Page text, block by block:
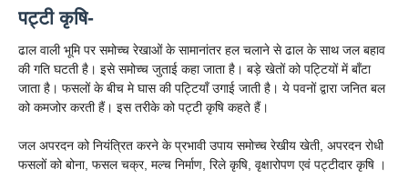
पट्टी कृषि-
ढाल वाली भूमि पर समोच्च रेखाओं के सामानांतर हल चलाने से ढाल के साथ जल बहाव
की गति घटती है। इसे समोच्च जुताई कहा जाता है। बड़े खेतों को पट्टियों में बाँटा
जाता है। फसलों के बीच मे घास की पट्टियाँ उगाई जाती है। ये पवनों द्वारा जनित बल
को कमजोर करती हैं। इस तरीके को पट्टी कृषि कहते हैं।
जल अपरदन को नियंत्रित करने के प्रभावी उपाय समोच्च रेखीय खेती, अपरदन रोधी
फसलों को बोना, फसल चक्र, मल्च निर्माण, रिले कृषि, वृक्षारोपण एवं पट्टीदार कृषि ।